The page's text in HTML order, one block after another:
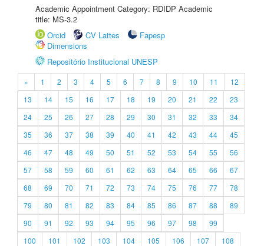
Academic Appointment Category: RDIDP Academic
title: MS-3.2
Orcid
CV Lattes
Fapesp
Dimensions
Repositório Institucional UNESP
« 1 2 3 4 5 6 7 8 9 10 11
12
13
14 15 16 17 18 19 20 21 22
23
24
25 26 27 28 29 30 31 32 33
34
35
36 37 38 39 40 41 42 43 44
45
46
47 48 49 50 51 52 53 54 55
56
57
58 59 60 61 62 63 64 65 66
67
68
69 70 71 72 73 74 75 76 77
78
79
80 81 82 83 84 85 86 87 88
89
90
91 92 93 94 95 96 97 98
99
100
101 102 103 104 105 106 107
108